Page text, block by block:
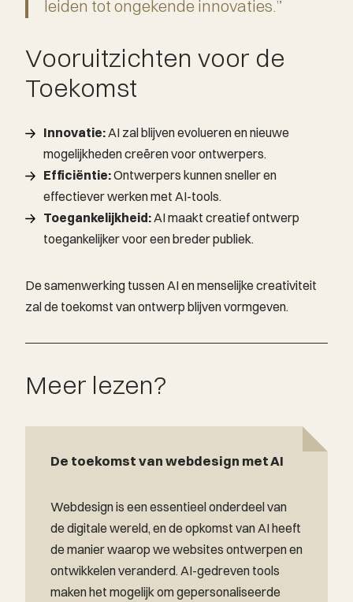
leiden tot ongekende innovaties.”
Vooruitzichten voor de
Toekomst
Innovatie:AI zal blijven evolueren en nieuwe
mogelijkheden creëren voor ontwerpers.
Efficiëntie:Ontwerpers kunnen sneller en
effectiever werken met AI-tools.
Toegankelijkheid:AI maakt creatief ontwerp
toegankelijker voor een breder publiek.
De samenwerking tussen AI en menselijke creativiteit
zal de toekomst van ontwerp blijven vormgeven.
Meer lezen?
De toekomst van webdesign met AI
Webdesign is een essentieel onderdeel van
de digitale wereld, en de opkomst van AI heeft
de manier waarop we websites ontwerpen en
ontwikkelen veranderd. AI-gedreven tools
maken het mogelijk om gepersonaliseerde